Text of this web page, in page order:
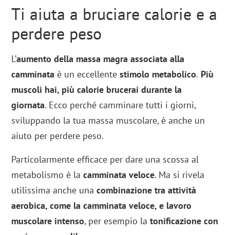
Ti aiuta a bruciare calorie e a
perdere peso
L’aumento della massa magra associata alla
camminata è un eccellentestimolo metabolico. Più
muscoli hai, più calorie brucerai durante la
giornata. Ecco perché camminare tutti i giorni,
sviluppando la tua massa muscolare, è anche un
aiuto per perdere peso.
Particolarmente efficace per dare una scossa al
metabolismo è la camminata veloce. Ma si rivela
utilissima anche unacombinazione tra attività
aerobica, come la camminata veloce, e lavoro
muscolare intenso, per esempio la tonificazione con